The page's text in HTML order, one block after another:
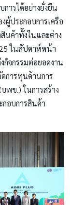
ารได้อย่างยั่งยืน
ประกอบการเครือ
นค้าทั้งในและต่าง
ในสัปดาห์หน้า
กิจกรรมต่อยอดงาน
การทุนด้านการ
พข.) ในการสร้าง
กอบการสินค้า